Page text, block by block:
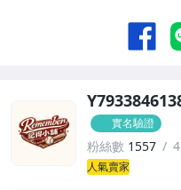
實名驗證
粉絲數 1557
人氣賣家